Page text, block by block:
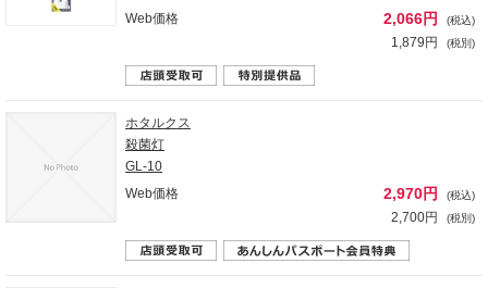
Web価格
2,066円 (税込)
1,879円 (税別)
ホタルクス
殺菌灯
GL-10
Web価格
2,970円 (税込)
2,700円 (税別)